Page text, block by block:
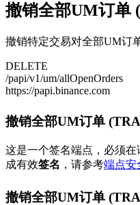
撤销全部UM订单
撤销特定交易对全部UM订
DELETE
/papi/v1/um/allOpenOrders
https://papi.binance.com
撤销全部UM订单
这是一个签名端点，必须在
成有效签名 ，请参考端点安
撤销全部UM订单